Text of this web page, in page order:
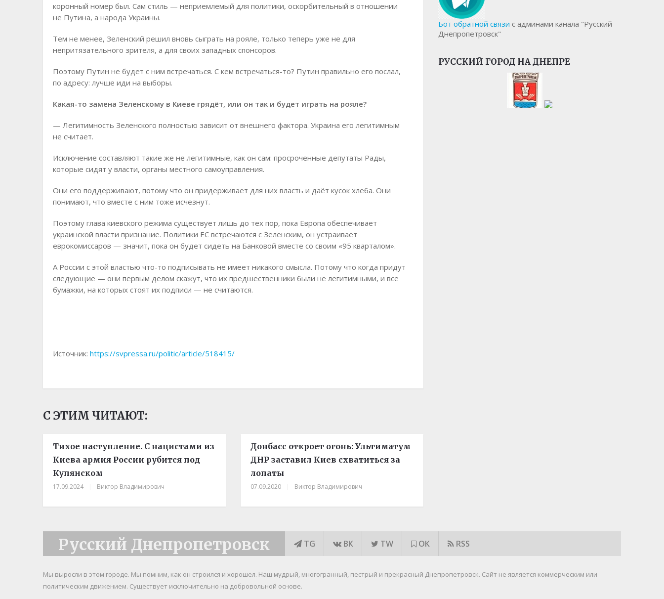
коронный номер был. Сам стиль — неприемлемый для политики, оскорбительный в отношении
не Путина, а народа Украины.
Тем не менее, Зеленский решил вновь сыграть на рояле, только теперь уже не для
непритязательного зрителя, а для своих западных спонсоров.
Поэтому Путин не будет с ним встречаться. С кем встречаться-то? Путин правильно его послал,
по адресу: лучше иди на выборы.
Какая-то замена Зеленскому в Киеве грядёт, или он так и будет играть на рояле?
— Легитимность Зеленского полностью зависит от внешнего фактора. Украина его легитимным
не считает.
Исключение составляют такие же не легитимные, как он сам: просроченные депутаты Рады,
которые сидят у власти, органы местного самоуправления.
Они его поддерживают, потому что он придерживает для них власть и даёт кусок хлеба. Они
понимают, что вместе с ним тоже исчезнут.
Поэтому глава киевского режима существует лишь до тех пор, пока Европа обеспечивает
украинской власти признание. Политики ЕС встречаются с Зеленским, он устраивает
еврокомиссаров — значит, пока он будет сидеть на Банковой вместе со своим «95 кварталом».
А России с этой властью что-то подписывать не имеет никакого смысла. Потому что когда придут
следующие — они первым делом скажут, что их предшественники были не легитимными, и все
бумажки, на которых стоят их подписи — не считаются.
Источник: https://svpressa.ru/politic/article/518415/
С ЭТИМ ЧИТАЮТ:
Тихое наступление. С нацистами из
Киева армия России рубится под
Купянском
17.09.2024 Виктор Владимирович
Донбасс откроет огонь: Ультиматум
ДНР заставил Киев схватиться за
лопаты
07.09.2020 Виктор Владимирович
Бот обратной связи с админами канала "Русский
Днепропетровск"
РУССКИЙ ГОРОД НА ДНЕПРЕ
Русский Днепропетровск TG ВК TW ОК RSS
Мы выросли в этом городе. Мы помним, как он строился и хорошел. Наш мудрый, многогранный, пестрый и прекрасный Днепропетровск. Cайт не является коммерческим или
политическим движением. Существует исключительно на добровольной основе.